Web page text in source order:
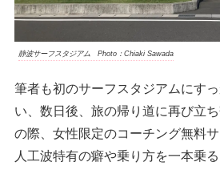
静波サーフスタジアム Photo：Chiaki Sawada
筆者も初のサーフスタジアムにす
い、数日後、旅の帰り道に再び立
の際、女性限定のコーチング無料サ
人工波特有の癖や乗り方を一本乗